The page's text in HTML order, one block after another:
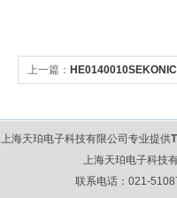
上一篇：
上海天珀电子科技有限公司专业提供
上海天珀电子科
联系电话：021-